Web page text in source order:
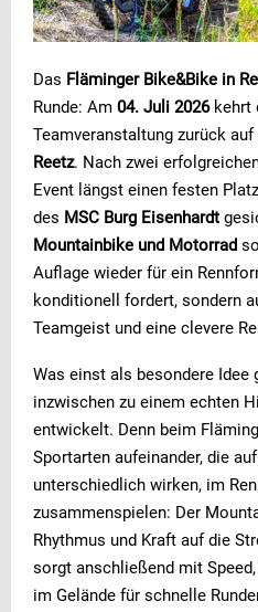
Das Fläminger Bike&Bike in
Runde: Am 04. Juli 2026kehrt
Teamveranstaltung zurück auf
Reetz. Nach zwei
Event längst einen festen
des MSC Burg Eisenhardt
Mountainbike und Motorrad
Auflage wieder für ein
konditionell fordert, sondern
Teamgeist und eine clevere
Was einst als besondere
inzwischen zu einem echten
entwickelt. Denn beim
Sportarten aufeinander, die
unterschiedlich wirken, im
zusammenspielen: Der
Rhythmus und Kraft auf die
sorgt anschließend mit
im Gelände für schnelle